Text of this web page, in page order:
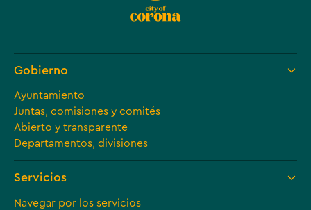
Gobierno
Ayuntamiento
Juntas, comisiones y comités
Abierto y transparente
Departamentos, divisiones
Servicios
Navegar por los servicios